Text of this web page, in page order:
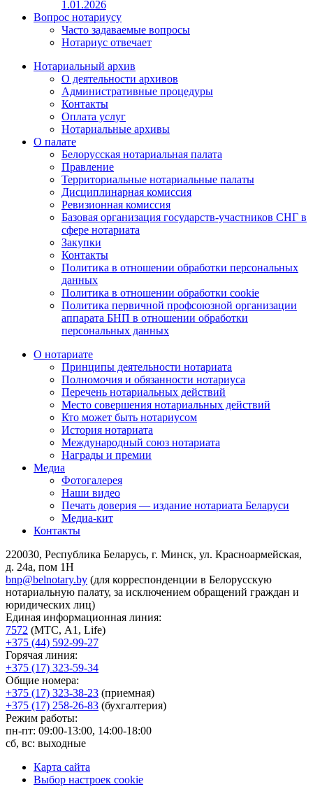
1.01.2026
Вопрос нотариусу
Часто задаваемые вопросы
Нотариус отвечает
Нотариальный архив
О деятельности архивов
Административные процедуры
Контакты
Оплата услуг
Нотариальные архивы
О палате
Белорусская нотариальная палата
Правление
Территориальные нотариальные палаты
Дисциплинарная комиссия
Ревизионная комиссия
Базовая организация государств-участников СНГ в
сфере нотариата
Закупки
Контакты
Политика в отношении обработки персональных
данных
Политика в отношении обработки cookie
Политика первичной профсоюзной организации
аппарата БНП в отношении обработки
персональных данных
О нотариате
Принципы деятельности нотариата
Полномочия и обязанности нотариуса
Перечень нотариальных действий
Место совершения нотариальных действий
Кто может быть нотариусом
История нотариата
Международный союз нотариата
Награды и премии
Медиа
Фотогалерея
Наши видео
Печать доверия — издание нотариата Беларуси
Медиа-кит
Контакты
220030, Республика Беларусь, г. Минск, ул. Красноармейская,
д. 24а, пом 1Н
bnp@belnotary.by (для корреспонденции в Белорусскую
нотариальную палату, за исключением обращений граждан и
юридических лиц)
Единая информационная линия:
7572 (МТС, A1, Life)
+375 (44) 592-99-27
Горячая линия:
+375 (17) 323-59-34
Общие номера:
+375 (17) 323-38-23 (приемная)
+375 (17) 258-26-83 (бухгалтерия)
Режим работы:
пн-пт: 09:00-13:00, 14:00-18:00
сб, вс: выходные
Карта сайта
Выбор настроек cookie